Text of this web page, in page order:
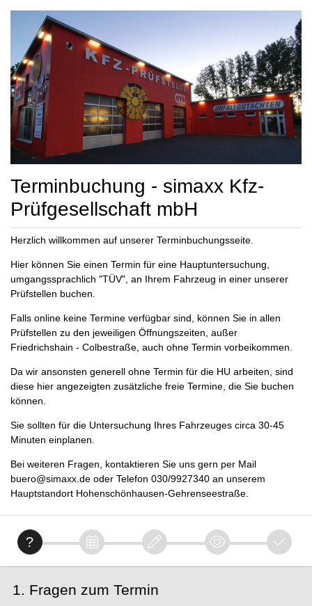
Terminbuchung - simaxx Kfz-
Prüfgesellschaft mbH
Herzlich willkommen auf unserer Terminbuchungsseite.
Hier können Sie einen Termin für eine Hauptuntersuchung,
umgangssprachlich "TÜV", an Ihrem Fahrzeug in einer unserer
Prüfstellen buchen.
Falls online keine Termine verfügbar sind, können Sie in allen
Prüfstellen zu den jeweiligen Öffnungszeiten, außer
Friedrichshain - Colbestraße, auch ohne Termin vorbeikommen.
Da wir ansonsten generell ohne Termin für die HU arbeiten, sind
diese hier angezeigten zusätzliche freie Termine, die Sie buchen
können.
Sie sollten für die Untersuchung Ihres Fahrzeuges circa 30-45
Minuten einplanen.
Bei weiteren Fragen, kontaktieren Sie uns gern per Mail
buero@simaxx.de oder Telefon 030/9927340 an unserem
Hauptstandort Hohenschönhausen-Gehrenseestraße.
1. Fragen zum Termin